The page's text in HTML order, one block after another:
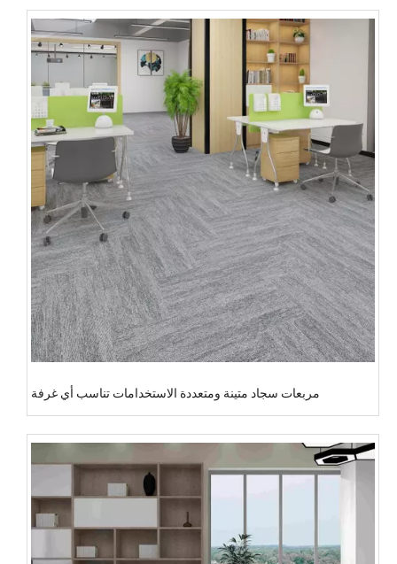
مربعات سجاد متينة ومتعددة الاستخدامات تناسب أي غرفة